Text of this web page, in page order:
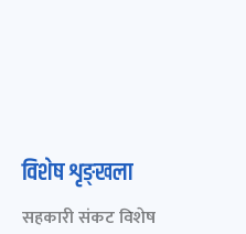
विशेष शृङ्खला
सहकारी संकट विशेष